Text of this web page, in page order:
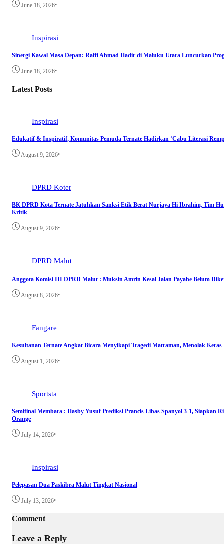
June 18, 2026•
Inspirasi
Sinergi Kawal Masa Depan: Raffi Ahmad Hadir di Maluku Utara Luncurkan
June 18, 2026•
Latest Posts
Inspirasi
Edukatif & Inspiratif, Komunitas Pemuda Ternate Hadirkan ‘Cabu Literasi
August 9, 2026•
DPRD Koter
BK DPRD Kota Ternate Jatuhkan Sanksi Etik Berat Nurjaya Hi Ibrahim, Tim
Kritik
August 9, 2026•
DPRD Malut
Anggota Komisi III DPRD Malut : Muksin Amrin Kesal Jalan Payahe Belum
August 8, 2026•
Fangare
Kesultanan Ternate Angkat Bicara Menyikapi Tragedi Matraman, Menolak
August 1, 2026•
Sportsta
Semifinal Membara : Hasby Yusuf Prediksi Prancis Libas Spanyol 3-1, Siapkan
Orange
July 14, 2026•
Inspirasi
Pelepasan Dua Paskibra Malut Tingkat Nasional
July 13, 2026•
Comment
Leave a Reply